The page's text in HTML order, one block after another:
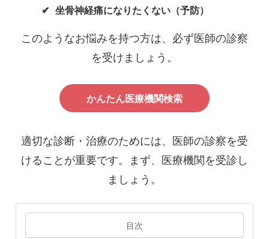
坐骨神経痛になりたくない（予防）
このようなお悩みを持つ方は、必ず医師の診察
を受けましょう。
かんたん医療機関検索
適切な診断・治療のためには、医師の診察を受
けることが重要です。まず、医療機関を受診し
ましょう。
目次